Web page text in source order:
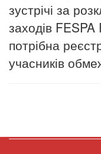
зустрічі за
заходів
потрібна
учасників